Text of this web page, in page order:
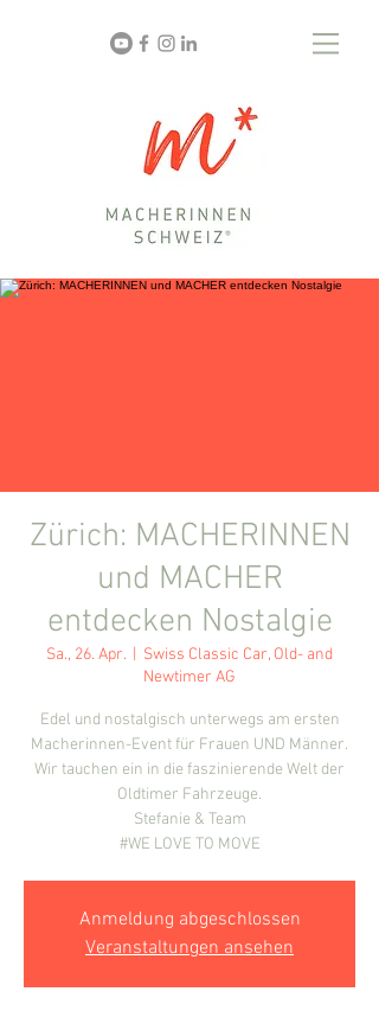
Zürich: MACHERINNEN
und MACHER
entdecken Nostalgie
Sa., 26. Apr.
Swiss Classic Car, Old- and
Newtimer AG
Edel und nostalgisch unterwegs am ersten
Macherinnen-Event für Frauen UND Männer.
Wir tauchen ein in die faszinierende Welt der
Oldtimer Fahrzeuge.
Stefanie & Team
#WE LOVE TO MOVE
Anmeldung abgeschlossen
Veranstaltungen ansehen